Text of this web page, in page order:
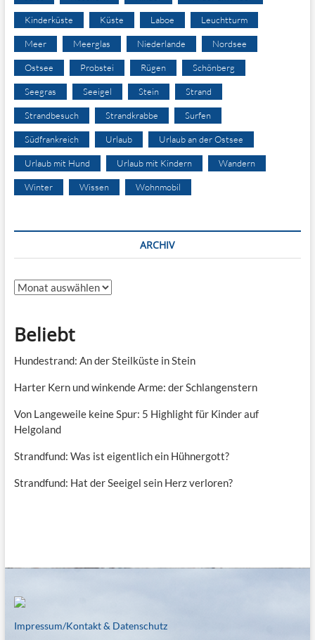
Kinderküste Küste Laboe Leuchtturm
Meer Meerglas Niederlande Nordsee
Ostsee Probstei Rügen Schönberg
Seegras Seeigel Stein Strand
Strandbesuch Strandkrabbe Surfen
Südfrankreich Urlaub Urlaub an der Ostsee
Urlaub mit Hund Urlaub mit Kindern Wandern
Winter Wissen Wohnmobil
ARCHIV
Archiv
Beliebt
Hundestrand: An der Steilküste in Stein
Harter Kern und winkende Arme: der Schlangenstern
Von Langeweile keine Spur: 5 Highlight für Kinder auf
Helgoland
Strandfund: Was ist eigentlich ein Hühnergott?
Strandfund: Hat der Seeigel sein Herz verloren?
Impressum/Kontakt & Datenschutz